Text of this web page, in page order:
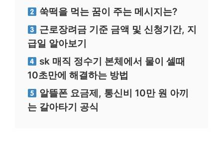
쑥떡을 먹는 꿈이 주는 메시지는?
근로장려금 기준 금액 및 신청기간, 지
급일 알아보기
sk 매직 정수기 본체에서 물이 셀때
10초만에 해결하는 방법
알뜰폰 요금제, 통신비 10만 원 아끼
는 갈아타기 공식